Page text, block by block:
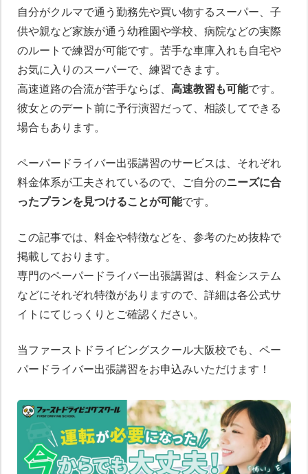
自分がクルマで通う勤務先や買い物するスーパー、子
供や親など家族が通う幼稚園や学校、病院などの実際
のルートで練習が可能です。苦手な車庫入れも自宅や
お気に入りのスーパーで、練習できます。
高速道路の合流が苦手ならば、 高速教習も可能です。
彼女とのデート前に予行演習だって、相談してできる
場合もあります。
ペーパードライバー出張講習のサービスは、それぞれ
料金体系が工夫されているので、ご自分のニーズに合
ったプランを見つけることが可能です。
この記事では、料金や特徴などを、参考のため抜粋で
掲載しております。
専門のペーパードライバー出張講習は、料金システム
などにそれぞれ特徴がありますので、詳細は各公式サ
イトにてじっくりとご確認ください。
当ファーストドライビングスクール大阪校でも、ペー
パードライバー出張講習をお申込みいただけます！